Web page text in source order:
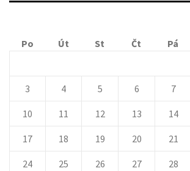
Po
Út St Čt Pá
3 4 5 6 7
10 11 12 13 14
17 18 19 20 21
24 25 26 27 28